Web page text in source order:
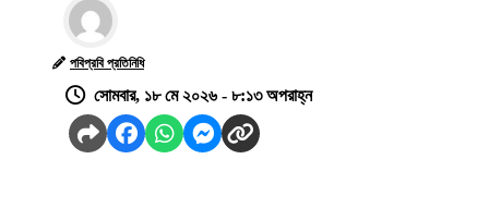
পবিপ্রবি প্রতিনিধি
সোমবার, ১৮ মে ২০২৬ - ৮:১৩ অপরাহ্ন